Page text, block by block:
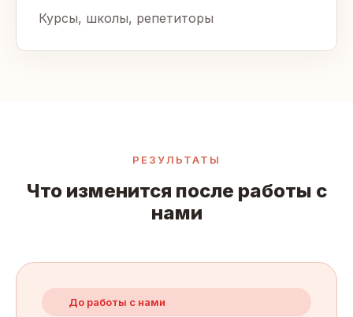
Курсы, школы, репетиторы
РЕЗУЛЬТАТЫ
Что изменится после работы с
нами
До работы с нами